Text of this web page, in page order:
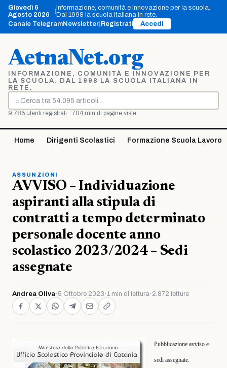
Vai
contenuto
Giovedì 6
Agosto 2026
Informazione, comunità e innovazione per la scuola.
Dal 1998 la scuola italiana in rete.
Canale TelegramNewsletter Registrati Accedi
AetnaNet.org
INFORMAZIONE, COMUNITÀ E INNOVAZIONE PER
LA SCUOLA. DAL 1998 LA SCUOLA ITALIANA IN
RETE.
⌕
Cerca
9.786 utenti registrati · 704 mln di pagine viste
Home Dirigenti Scolastici Formazione Scuola Lavoro
ASSUNZIONI
AVVISO – Individuazione
aspiranti alla stipula di
contratti a tempo determinato
personale docente anno
scolastico 2023/2024 – Sedi
assegnate
Andrea Oliva· 5 Ottobre 2023 ·1 min di lettura· 2.872 letture
Pubblicazione avviso e
sedi assegnate.